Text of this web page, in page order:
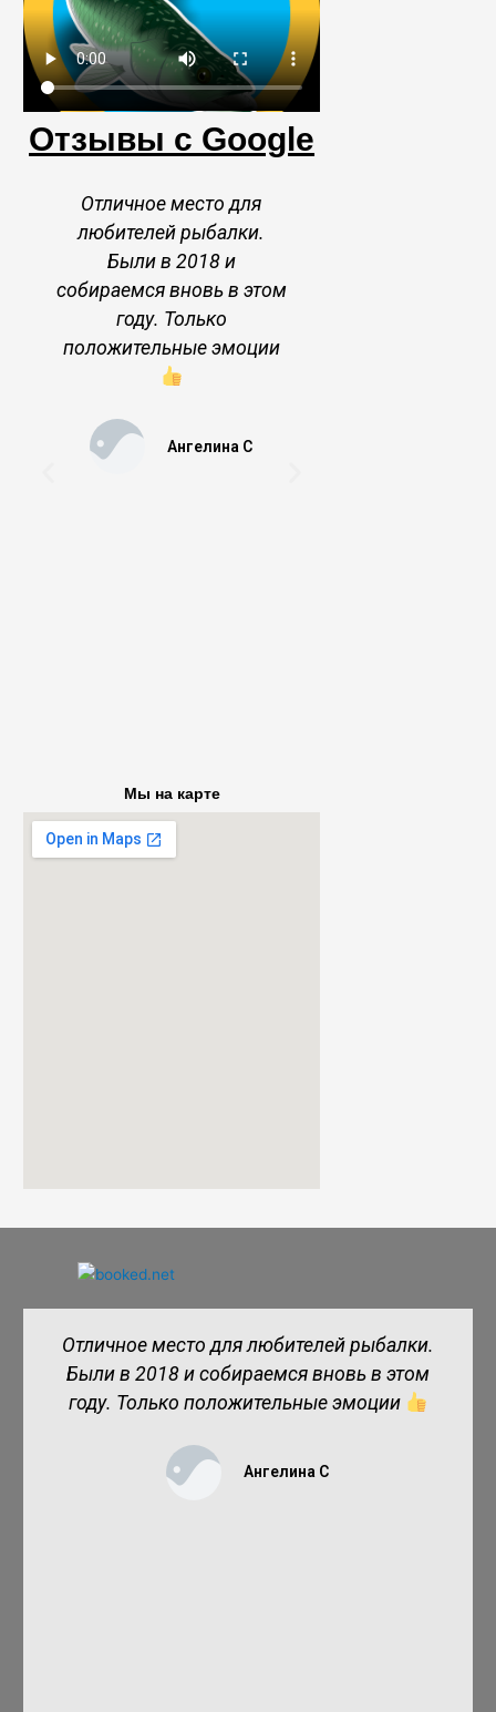
Отзывы с Google
Отличное место для
любителей рыбалки.
Были в 2018 и
собираемся вновь в этом
году. Только
положительные эмоции
Ангелина С
Мы на карте
Отличное место для любителей рыбалки.
Были в 2018 и собираемся вновь в этом
году. Только положительные эмоции
Ангелина С